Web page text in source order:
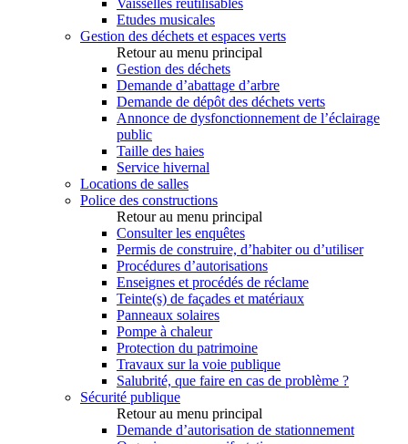
Etudes musicales
Gestion des déchets et espaces verts
Retour au menu principal
Gestion des déchets
Demande d’abattage d’arbre
Demande de dépôt des déchets verts
Annonce de dysfonctionnement de l’éclairage
public
Taille des haies
Service hivernal
Locations de salles
Police des constructions
Retour au menu principal
Consulter les enquêtes
Permis de construire, d’habiter ou d’utiliser
Procédures d’autorisations
Enseignes et procédés de réclame
Teinte(s) de façades et matériaux
Panneaux solaires
Pompe à chaleur
Protection du patrimoine
Travaux sur la voie publique
Salubrité, que faire en cas de problème ?
Sécurité publique
Retour au menu principal
Demande d’autorisation de stationnement